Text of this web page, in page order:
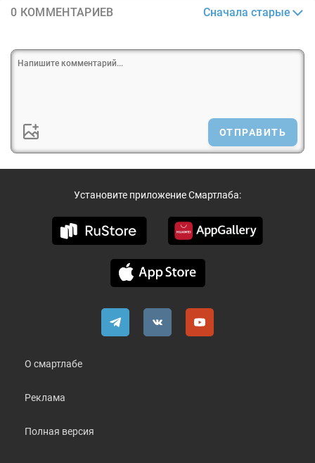
0 КОММЕНТАРИЕВ Сначала старые
ОТПРАВИТЬ
Установите приложение Смартлаба:
О смартлабе
Реклама
Полная версия